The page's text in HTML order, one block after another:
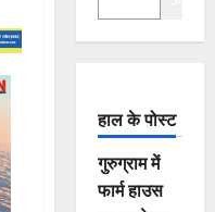
हाल के पोस्ट
गुरुग्राम में
फार्म हाउस